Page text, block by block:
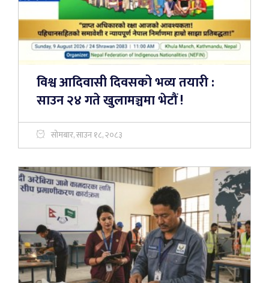
विश्व आदिवासी दिवसको भव्य तयारी :
साउन २४ गते खुलामञ्चमा भेटौं !
सोमबार, साउन १८, २०८३